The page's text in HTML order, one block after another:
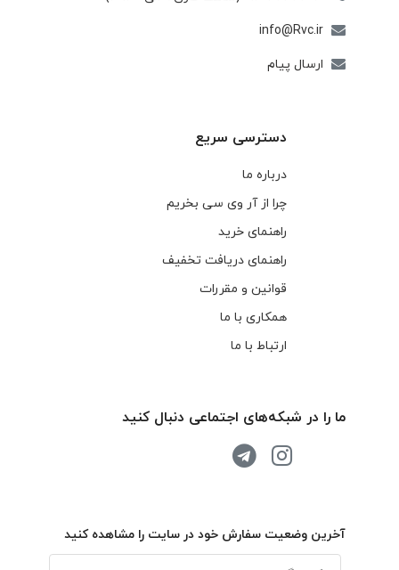
info@Rvc.ir
ارسال پیام
دسترسی سریع
درباره ما
چرا از آر وی سی بخریم
راهنمای خرید
راهنمای دریافت تخفیف
قوانین و مقررات
همکاری با ما
ارتباط با ما
ما را در شبکه‌های اجتماعی دنبال کنید
آخرین وضعیت سفارش خود در سایت را مشاهده کنید